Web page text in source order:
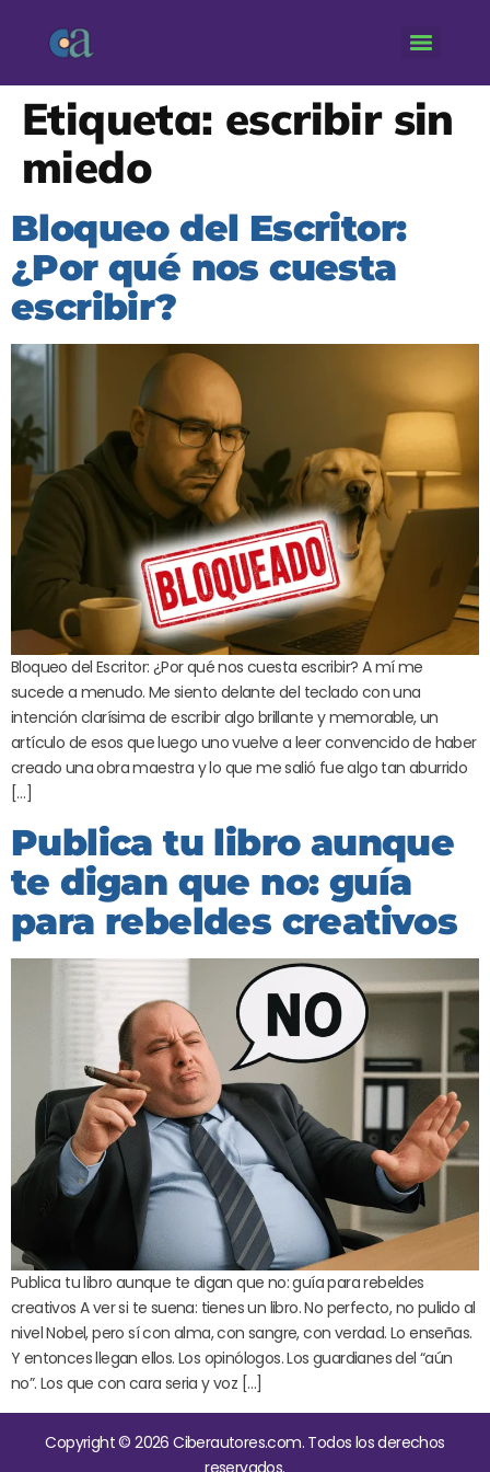
Etiqueta: escribir sin
miedo
Bloqueo del Escritor:
¿Por qué nos cuesta
escribir?
Bloqueo del Escritor: ¿Por qué nos cuesta escribir? A mí me
sucede a menudo. Me siento delante del teclado con una
intención clarísima de escribir algo brillante y memorable, un
artículo de esos que luego uno vuelve a leer convencido de haber
creado una obra maestra y lo que me salió fue algo tan aburrido
[…]
Publica tu libro aunque
te digan que no: guía
para rebeldes creativos
Publica tu libro aunque te digan que no: guía para rebeldes
creativos A ver si te suena: tienes un libro. No perfecto, no pulido al
nivel Nobel, pero sí con alma, con sangre, con verdad. Lo enseñas.
Y entonces llegan ellos. Los opinólogos. Los guardianes del “aún
no”. Los que con cara seria y voz […]
Copyright © 2026 Ciberautores.com. Todos los derechos
reservados.